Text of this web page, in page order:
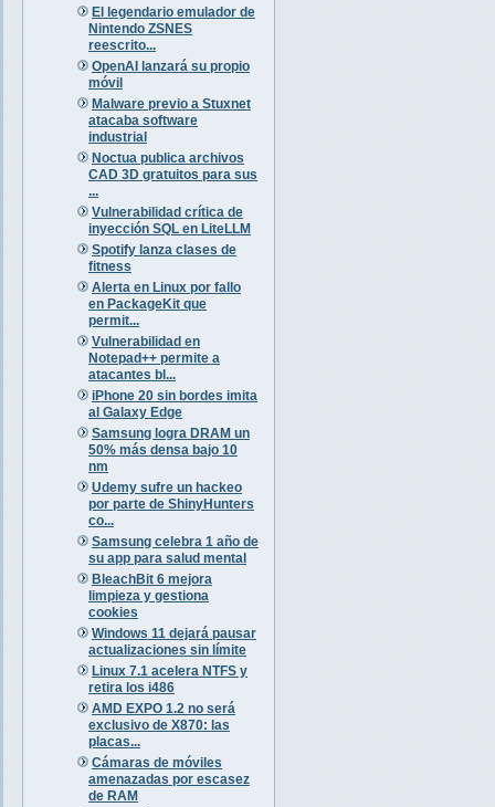
El legendario emulador de
Nintendo ZSNES
reescrito...
OpenAI lanzará su propio
móvil
Malware previo a Stuxnet
atacaba software
industrial
Noctua publica archivos
CAD 3D gratuitos para sus
...
Vulnerabilidad crítica de
inyección SQL en LiteLLM
Spotify lanza clases de
fitness
Alerta en Linux por fallo
en PackageKit que
permit...
Vulnerabilidad en
Notepad++ permite a
atacantes bl...
iPhone 20 sin bordes imita
al Galaxy Edge
Samsung logra DRAM un
50% más densa bajo 10
nm
Udemy sufre un hackeo
por parte de ShinyHunters
co...
Samsung celebra 1 año de
su app para salud mental
BleachBit 6 mejora
limpieza y gestiona
cookies
Windows 11 dejará pausar
actualizaciones sin límite
Linux 7.1 acelera NTFS y
retira los i486
AMD EXPO 1.2 no será
exclusivo de X870: las
placas...
Cámaras de móviles
amenazadas por escasez
de RAM